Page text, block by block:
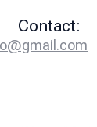
Contact: